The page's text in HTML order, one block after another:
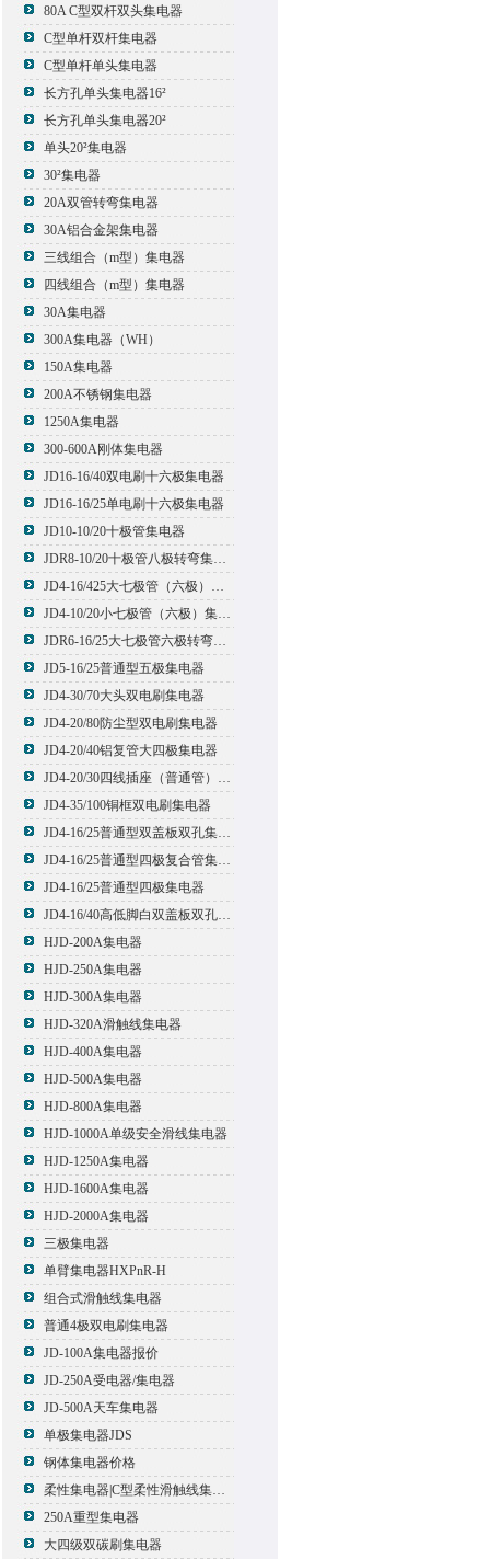
80A C型双杆双头集电器
C型单杆双杆集电器
C型单杆单头集电器
长方孔单头集电器16²
长方孔单头集电器20²
单头20²集电器
30²集电器
20A双管转弯集电器
30A铝合金架集电器
三线组合（m型）集电器
四线组合（m型）集电器
30A集电器
300A集电器（WH）
150A集电器
200A不锈钢集电器
1250A集电器
300-600A刚体集电器
JD16-16/40双电刷十六极集电器
JD16-16/25单电刷十六极集电器
JD10-10/20十极管集电器
JDR8-10/20十极管八极转弯集电器
JD4-16/425大七极管（六极）集电器
JD4-10/20小七极管（六极）集电器
JDR6-16/25大七极管六极转弯集电器
JD5-16/25普通型五极集电器
JD4-30/70大头双电刷集电器
JD4-20/80防尘型双电刷集电器
JD4-20/40铝复管大四极集电器
JD4-20/30四线插座（普通管）集电器
JD4-35/100铜框双电刷集电器
JD4-16/25普通型双盖板双孔集电器
JD4-16/25普通型四极复合管集电器
JD4-16/25普通型四极集电器
JD4-16/40高低脚白双盖板双孔集电器
HJD-200A集电器
HJD-250A集电器
HJD-300A集电器
HJD-320A滑触线集电器
HJD-400A集电器
HJD-500A集电器
HJD-800A集电器
HJD-1000A单级安全滑线集电器
HJD-1250A集电器
HJD-1600A集电器
HJD-2000A集电器
三极集电器
单臂集电器HXPnR-H
组合式滑触线集电器
普通4极双电刷集电器
JD-100A集电器报价
JD-250A受电器/集电器
JD-500A天车集电器
单极集电器JDS
钢体集电器价格
柔性集电器|C型柔性滑触线集电器
250A重型集电器
大四级双碳刷集电器